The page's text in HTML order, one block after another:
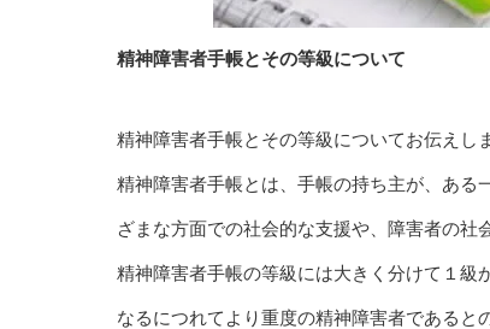
精神障害者手帳とその等級について
精神障害者手帳とその等級についてお伝えし
精神障害者手帳とは、手帳の持ち主が、ある
ざまな方面での社会的な支援や、障害者の社
精神障害者手帳の等級には大きく分けて１級
なるにつれてより重度の精神障害者である